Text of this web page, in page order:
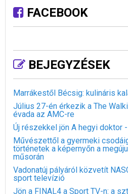
FACEBOOK
BEJEGYZÉSEK
Marrákestől Bécsig: kulináris
Július 27-én érkezik a The
évada az AMC-re
Új részekkel jön A hegyi doktor -
Művészettől a gyermeki
történetek a képernyőn a
műsorán
Vadonatúj pályáról közvetít
sport televízió
Jön a FINAL4 a Sport TV-n: a